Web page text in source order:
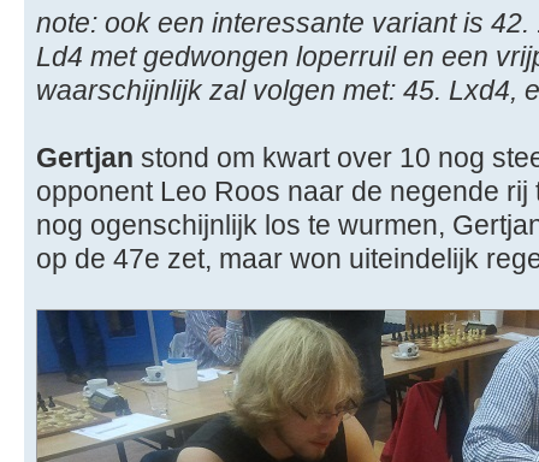
note: ook een interessante variant is
Ld4 met gedwongen loperruil en een
waarschijnlijk zal volgen met: 45. Lxd4,
Gertjan stond om kwart over 10 nog
opponent Leo Roos naar de negende
nog ogenschijnlijk los te wurmen,
op de 47e zet, maar won uiteindelijk